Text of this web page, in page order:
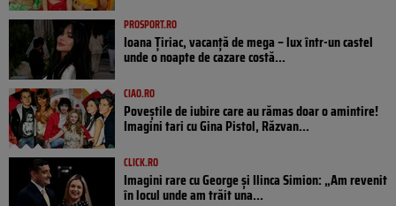
PROSPORT.RO
Ioana Țiriac, vacanță de mega – lux într-un castel
unde o noapte de cazare costă...
CIAO.RO
Poveştile de iubire care au rămas doar o amintire!
Imagini tari cu Gina Pistol, Răzvan...
CLICK.RO
Imagini rare cu George și Ilinca Simion: „Am revenit
în locul unde am trăit una...